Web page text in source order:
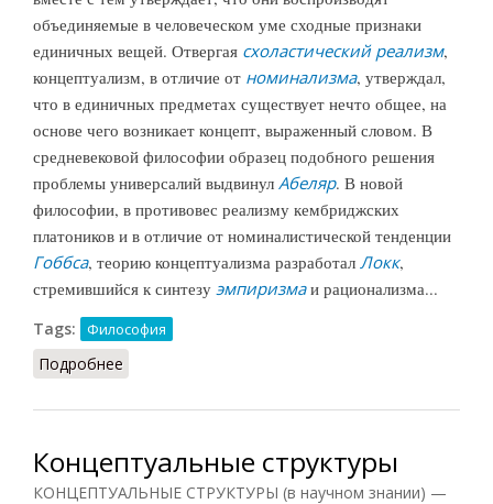
объединяемые в человеческом уме сходные признаки
единичных вещей. Отвергая схоластический реализм,
концептуализм, в отличие от номинализма, утверждал,
что в единичных предметах существует нечто общее, на
основе чего возникает концепт, выраженный словом. В
средневековой философии образец подобного решения
проблемы универсалий выдвинул Абеляр. В новой
философии, в противовес реализму кембриджских
платоников и в отличие от номиналистической тенденции
Гоббса, теорию концептуализма разработал Локк,
стремившийся к синтезу эмпиризмаи рационализма...
Tags: Философия
Подробнее
Концептуальные структуры
КОНЦЕПТУАЛЬНЫЕ СТРУКТУРЫ (в научном знании) —